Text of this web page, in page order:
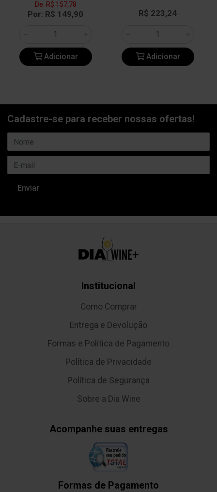
De: R$ 157,78
Por: R$ 149,90
Adicionar
R$ 223,24
Adicionar
Cadastre-se para receber nossas ofertas!
Institucional
Como Comprar
Entrega e Devolução
Formas e Política de Pagamento
Política de Privacidade
Política de Segurança
Sobre a Dia Wine
Acompanhe suas entregas
Formas de Pagamento